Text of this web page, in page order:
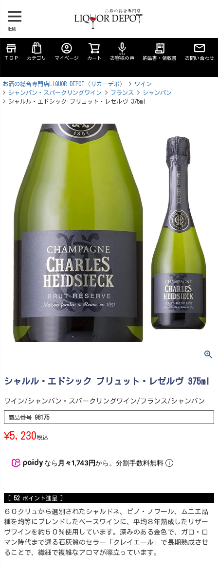
MENU
store
ＴＯＰ カテゴリ
account_circle
マイページ カート
settings_voice
お客様の声
receipt_long
納品書・領収書 お問い合わせ
お酒の総合専門店LIQUOR DEPOT（リカーデポ）
ワイン
シャンパン・スパークリングワイン
フランス
シャンパン
シャルル・エドシック ブリュット・レゼルヴ 375ml
シャルル・エドシック ブリュット・レゼルヴ 375ml
ワイン/シャンパン・スパークリングワイン/フランス/シャンパン
商品番号 98175
¥5,230税込
なら 月々1,743円から。分割手数料無料
52 ポイント進呈 ]
６０クリュから選別されたシャルドネ、ピノ・ノワール、ムニエ品
種を均等にブレンドしたベースワインに、平均８年熟成したリザー
ヴワインを約５０％使用しています。深みのある金色で、ガロ・ロ
マン時代まで遡る石灰質のセラー「クレイエール」で長期熟成させ
ることで、繊細で複雑なアロマが際立っています。